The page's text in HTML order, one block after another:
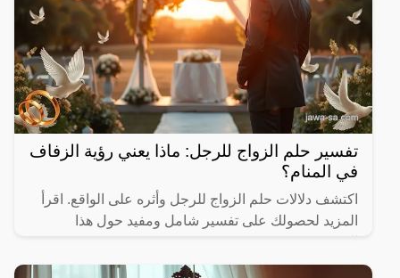
تفسير حلم الزواج للرجل: ماذا يعني رؤية الزفاف
في المنام؟
اكتشف دلالات حلم الزواج للرجل وأثره على الواقع. اقرأ
المزيد لحصولك على تفسير شامل ومفيد حول هذا